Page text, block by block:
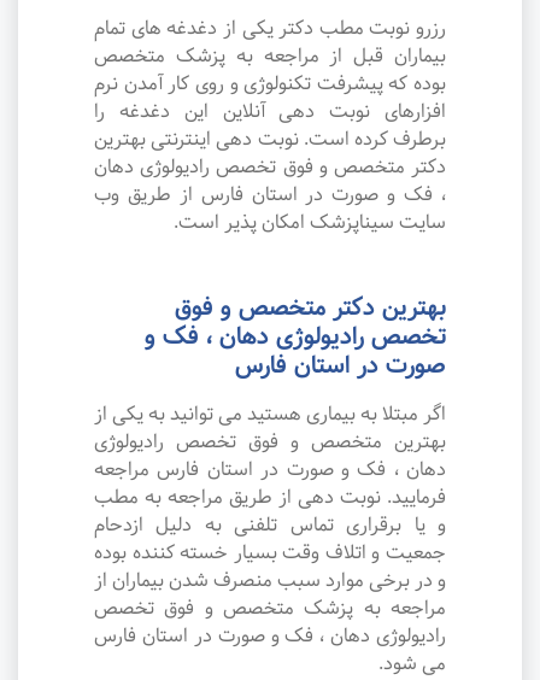
رزرو نوبت مطب دکتر یکی از دغدغه های تمام
بیماران قبل از مراجعه به پزشک متخصص
بوده که پیشرفت تکنولوژی و روی کار آمدن نرم
افزارهای نوبت دهی آنلاین این دغدغه را
برطرف کرده است. نوبت دهی اینترنتی بهترین
دکتر متخصص و فوق تخصص رادیولوژی دهان
، فک و صورت در استان فارس از طریق وب
سایت سیناپزشک امکان پذیر است.
بهترین دکتر متخصص و فوق
تخصص رادیولوژی دهان ، فک و
صورت در استان فارس
اگر مبتلا به بیماری هستید می توانید به یکی از
بهترین متخصص و فوق تخصص رادیولوژی
دهان ، فک و صورت در استان فارس مراجعه
فرمایید. نوبت دهی از طریق مراجعه به مطب
و یا برقراری تماس تلفنی به دلیل ازدحام
جمعیت و اتلاف وقت بسیار خسته کننده بوده
و در برخی موارد سبب منصرف شدن بیماران از
مراجعه به پزشک متخصص و فوق تخصص
رادیولوژی دهان ، فک و صورت در استان فارس
می شود.